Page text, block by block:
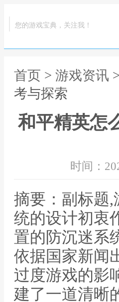
您的游戏宝典，关注我！
首页 > 游戏资讯
考与探索
和平精英怎
时间：
摘要：副标题
统的设计初衷
置的防沉迷系
依据国家新闻
过度游戏的影
建了一道清晰